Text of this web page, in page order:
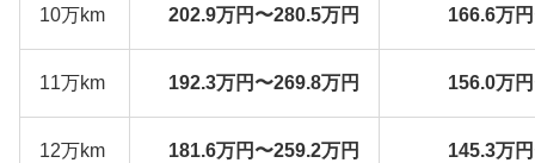
10万km 202.9万円〜280.5万円 166.6万
11万km 192.3万円〜269.8万円 156.0万
12万km 181.6万円〜259.2万円 145.3万